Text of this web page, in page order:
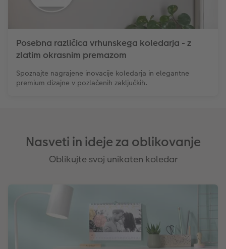
Posebna različica vrhunskega koledarja - z
zlatim okrasnim premazom
Spoznajte nagrajene inovacije koledarja in elegantne
premium dizajne v pozlačenih zaključkih.
Nasveti in ideje za oblikovanje
Oblikujte svoj unikaten koledar